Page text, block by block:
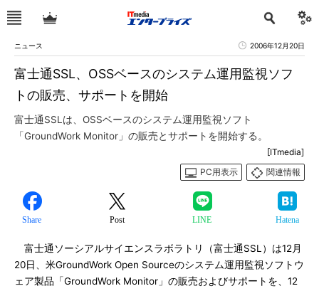
ニュース 2006年12月20日
富士通SSL、OSSベースのシステム運用監視ソフ
トの販売、サポートを開始
富士通SSLは、OSSベースのシステム運用監視ソフト
「GroundWork Monitor」の販売とサポートを開始する。
[ITmedia]
PC用表示
関連情報
Share Post LINE Hatena
富士通ソーシアルサイエンスラボラトリ（富士通SSL）は12月
20日、米GroundWork Open Sourceのシステム運用監視ソフトウ
ェア製品「GroundWork Monitor」の販売およびサポートを、12